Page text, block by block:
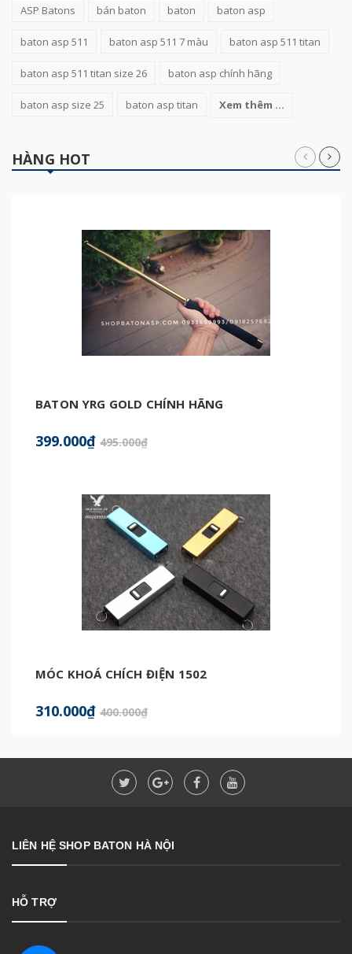
ASP Batons bán baton baton baton asp
baton asp 511 baton asp 511 7 màu baton asp 511 titan
baton asp 511 titan size 26 baton asp chính hãng
baton asp size 25 baton asp titan Xem thêm ...
HÀNG HOT
BATON YRG GOLD CHÍNH HÃNG
399.000₫ 495.000₫
MÓC KHOÁ CHÍCH ĐIỆN 1502
310.000₫ 400.000₫
LIÊN HỆ SHOP BATON HÀ NỘI
HỖ TRỢ